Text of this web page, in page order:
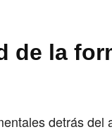
de la
detrás